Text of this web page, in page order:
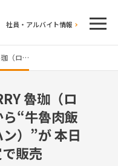
社員・アルバイト情報
珈（ロ…
魯珈（ロ
“牛魯肉飯
ン）”が 本日
販売